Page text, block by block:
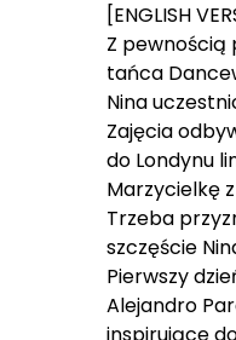
[ENGLISH
Z pewnością
tańca
Nina
Zajęcia
do Londynu
Marzycielkę
Trzeba
szczęście
Pierwszy
Alejandro